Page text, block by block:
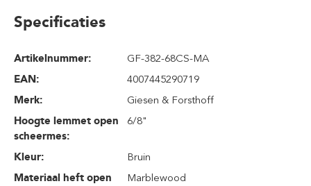
Specificaties
Artikelnummer:
GF-382-68CS-MA
EAN:
4007445290719
Merk:
Giesen & Forsthoff
Hoogte lemmet open
scheermes:
6/8"
Kleur:
Bruin
Materiaal heft open
Marblewood